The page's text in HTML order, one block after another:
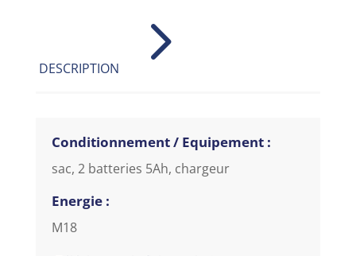
DESCRIPTION 5
Conditionnement / Equipement :
sac, 2 batteries 5Ah, chargeur
Energie :
M18